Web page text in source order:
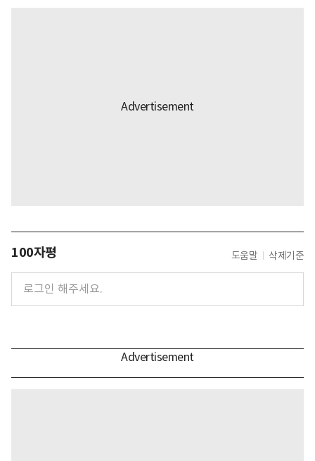
100자평 도움말 삭제기준